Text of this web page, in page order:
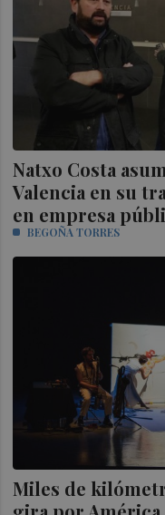
Natxo Costa
Valencia en su
en empresa
BEGOÑA TORRES
Miles de